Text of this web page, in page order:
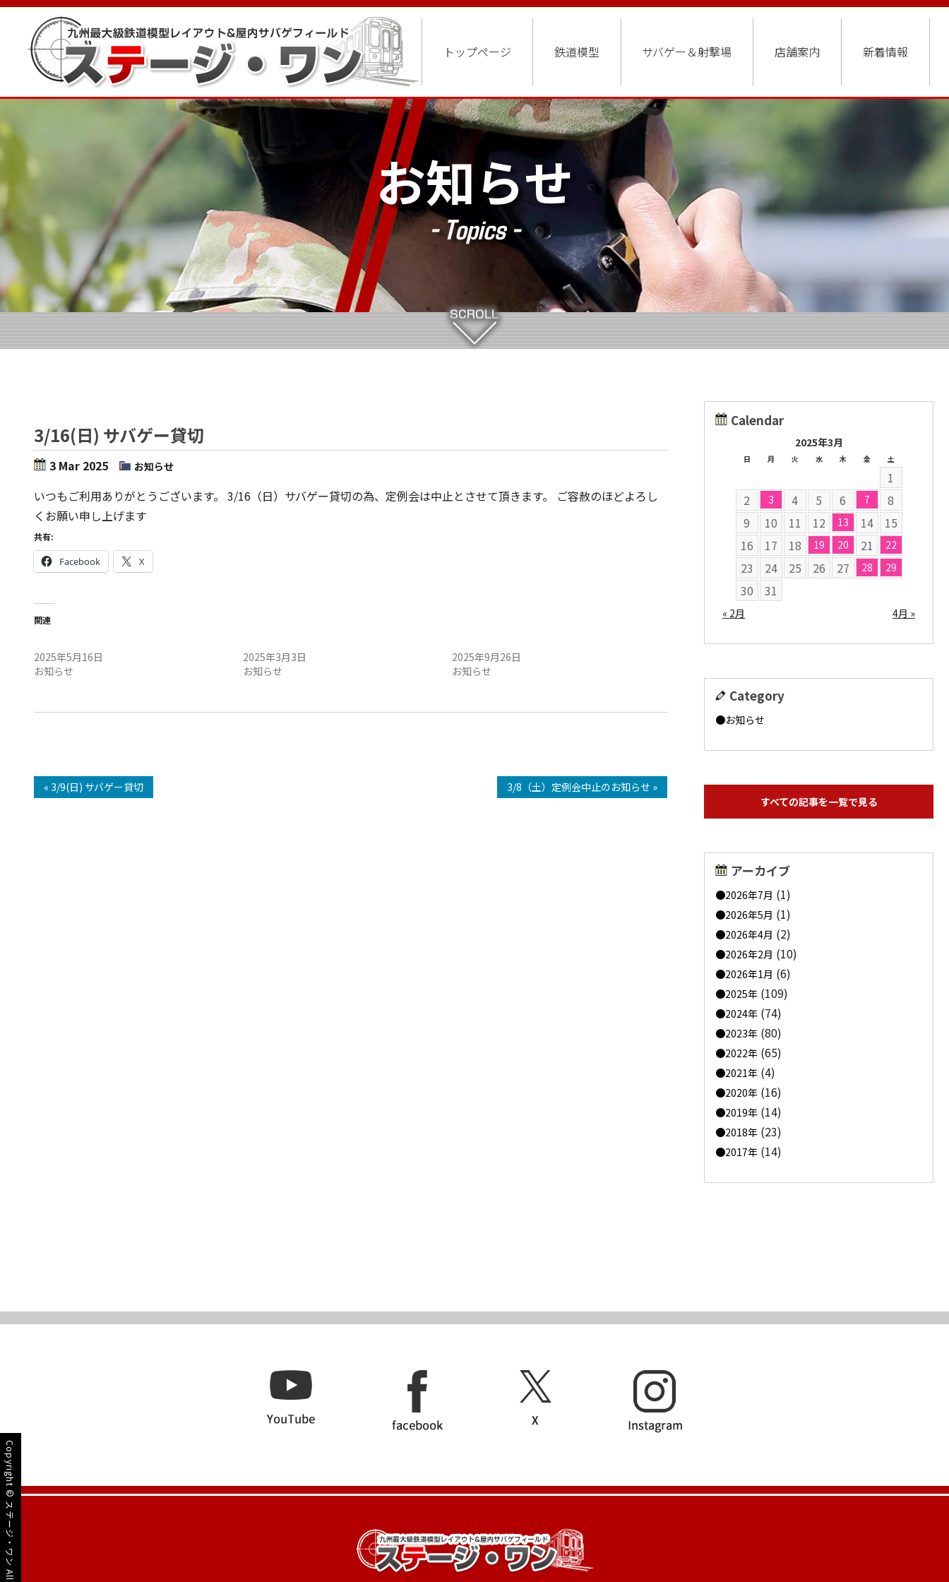
トップページ 鉄道模型 サバゲー＆射撃場 店舗案内 新着情報
お知らせ
- Topics -
3/16(日) サバゲー貸切
3 Mar 2025 お知らせ
いつもご利用ありがとうございます。 3/16（日）サバゲー貸切の為、定例会は中止とさせて頂きます。 ご容赦のほどよろし
くお願い申し上げます
共有:
Facebook X
関連
2025年5月16日
お知らせ
2025年3月3日
お知らせ
2025年9月26日
お知らせ
« 3/9(日) サバゲー貸切 3/8（土）定例会中止のお知らせ »
Calendar
2025年3月
日 月 火 水 木 金 土
1
2
3 4 5 6 7
8
9
10 11 12 13 14
15
16
17 18 19 20 21 22
23 24 25 26 27 28 29
30 31
« 2月 4月 »
Category
お知らせ
すべての記事を一覧で見る
アーカイブ
2026年7月 (1)
2026年5月 (1)
2026年4月 (2)
2026年2月 (10)
2026年1月 (6)
2025年 (109)
2024年 (74)
2023年 (80)
2022年 (65)
2021年 (4)
2020年 (16)
2019年 (14)
2018年 (23)
2017年 (14)
Copyright ©
ステージ・ワン